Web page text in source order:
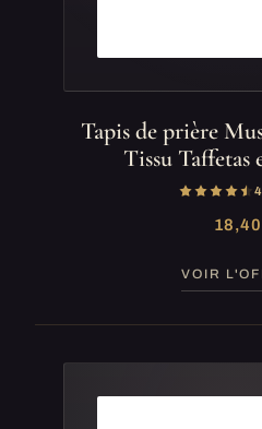
Tapis de prière
Tissu Taffetas
VOIR